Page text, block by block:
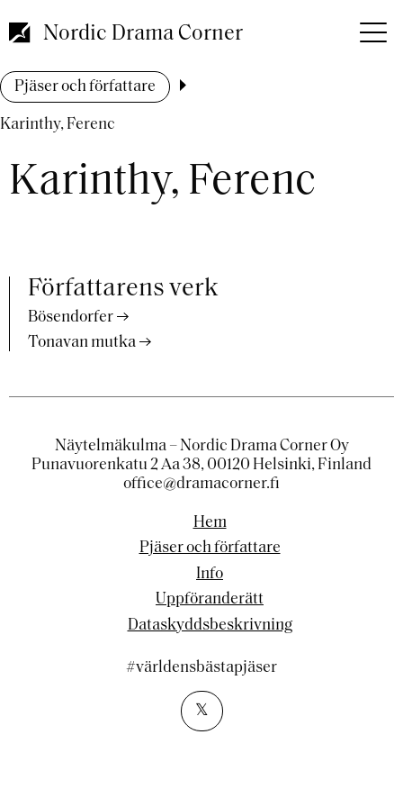
till
huvudinnehåll
Nordic Drama Corner
Länkstig
Pjäser och författare
Karinthy, Ferenc
Karinthy, Ferenc
Författarens verk
Bösendorfer
Tonavan mutka
Näytelmäkulma – Nordic Drama Corner Oy
Punavuorenkatu 2 Aa 38, 00120 Helsinki, Finland
office@dramacorner.fi
Hem
Pjäser och författare
Info
Uppföranderätt
Dataskyddsbeskrivning
#världensbästapjäser
𝕏